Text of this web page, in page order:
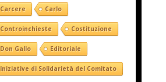
Carcere Carlo
Controinchieste Costituzione
Don Gallo Editoriale
Iniziative di Solidarietà del Comitato